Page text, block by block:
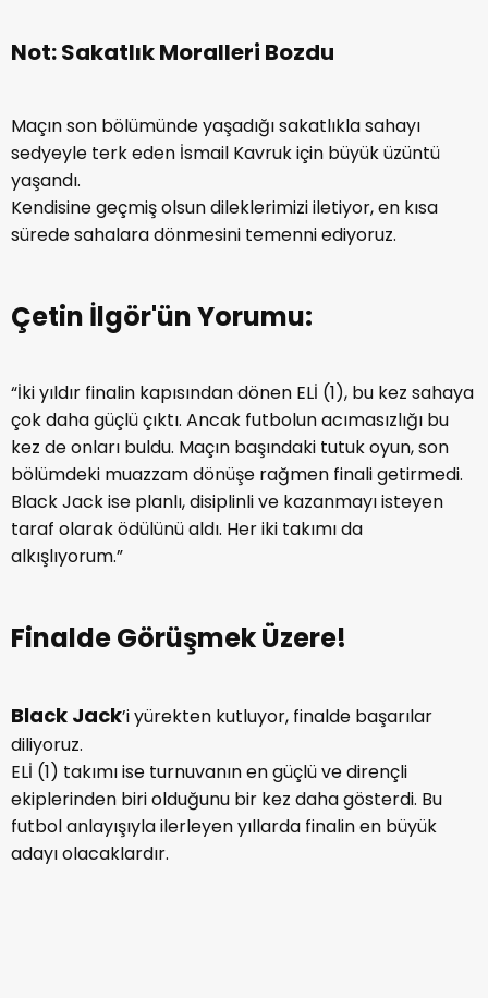
Not: Sakatlık Moralleri Bozdu
Maçın son bölümünde yaşadığı sakatlıkla sahayı
sedyeyle terk eden İsmail Kavruk için büyük üzüntü
yaşandı.
Kendisine geçmiş olsun dileklerimizi iletiyor, en kısa
sürede sahalara dönmesini temenni ediyoruz.
Çetin İlgör'ün Yorumu:
“İki yıldır finalin kapısından dönen ELİ (1), bu kez sahaya
çok daha güçlü çıktı. Ancak futbolun acımasızlığı bu
kez de onları buldu. Maçın başındaki tutuk oyun, son
bölümdeki muazzam dönüşe rağmen finali getirmedi.
Black Jack ise planlı, disiplinli ve kazanmayı isteyen
taraf olarak ödülünü aldı. Her iki takımı da
alkışlıyorum.”
Finalde Görüşmek Üzere!
Black Jack’i yürekten kutluyor, finalde başarılar
diliyoruz.
ELİ (1) takımı ise turnuvanın en güçlü ve dirençli
ekiplerinden biri olduğunu bir kez daha gösterdi. Bu
futbol anlayışıyla ilerleyen yıllarda finalin en büyük
adayı olacaklardır.